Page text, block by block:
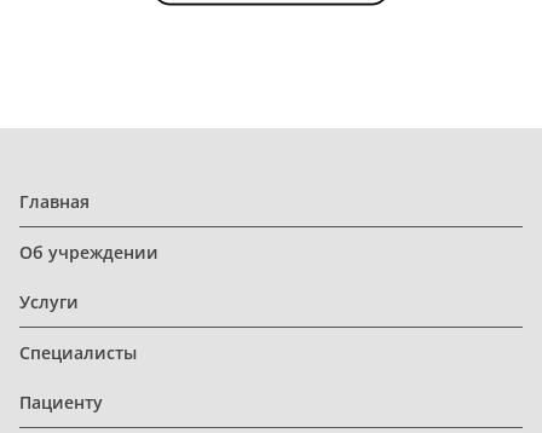
Главная
Об учреждении
Услуги
Специалисты
Пациенту